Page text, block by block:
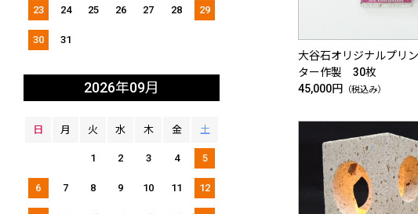
大谷石オリジナルプリ
ター作製 30枚
45,000円 （税込み）
23 24 25 26 27 28 29
30 31
2026年09月
日 月 火 水 木 金 土
1 2 3 4 5
6 7 8 9 10 11 12